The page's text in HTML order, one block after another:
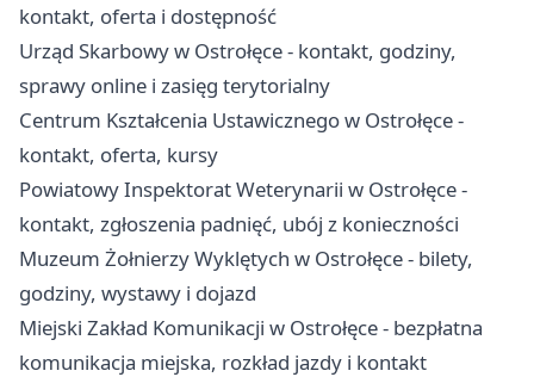
kontakt, oferta i dostępność
Urząd Skarbowy w Ostrołęce - kontakt, godziny,
sprawy online i zasięg terytorialny
Centrum Kształcenia Ustawicznego w Ostrołęce -
kontakt, oferta, kursy
Powiatowy Inspektorat Weterynarii w Ostrołęce -
kontakt, zgłoszenia padnięć, ubój z konieczności
Muzeum Żołnierzy Wyklętych w Ostrołęce - bilety,
godziny, wystawy i dojazd
Miejski Zakład Komunikacji w Ostrołęce - bezpłatna
komunikacja miejska, rozkład jazdy i kontakt